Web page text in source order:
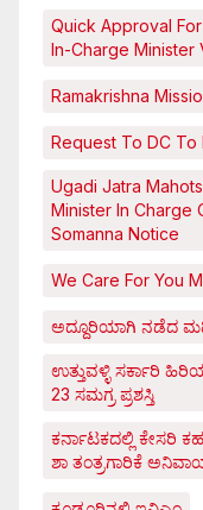
Quick Approval
In-Charge Minister
Ramakrishna
Request To DC To
Ugadi Jatra
Minister In Charge
Somanna Notice
We Care For You
ಅದ್ದೂರಿಯಾಗಿ ನಡೆದ
ಉತ್ತುವಳ್ಳಿ ಸರ್ಕಾರಿ
23 ಸಮಗ್ರ ಪ್ರಶಸ್ತಿ
ಕರ್ನಾಟಕದಲ್ಲಿ ಕೇಸರಿ
ಶಾ ತಂತ್ರಗಾರಿಕೆ